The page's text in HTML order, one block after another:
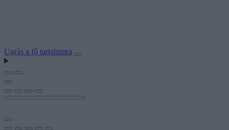
Ugrás a fő tartalomra